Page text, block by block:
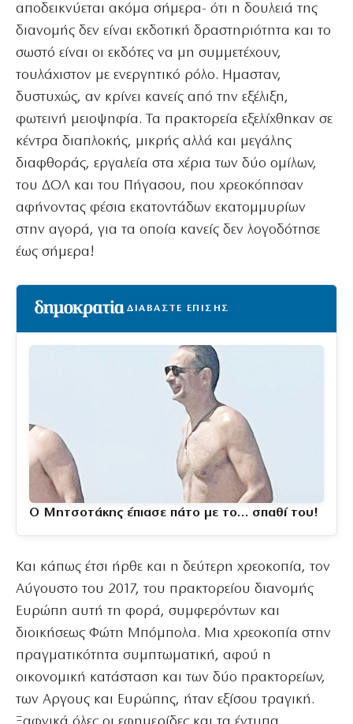
αποδεικνύεται ακόμα σήμερα- ότι η δουλειά της
διανομής δεν είναι εκδοτική δραστηριότητα και το
σωστό είναι οι εκδότες να μη συμμετέχουν,
τουλάχιστον με ενεργητικό ρόλο. Ημασταν,
δυστυχώς, αν κρίνει κανείς από την εξέλιξη,
φωτεινή μειοψηφία. Τα πρακτορεία εξελίχθηκαν σε
κέντρα διαπλοκής, μικρής αλλά και μεγάλης
διαφθοράς, εργαλεία στα χέρια των δύο ομίλων,
του ΔΟΛ και του Πήγασου, που χρεοκόπησαν
αφήνοντας φέσια εκατοντάδων εκατομμυρίων
στην αγορά, για τα οποία κανείς δεν λογοδότησε
έως σήμερα!
ΔΙΑΒΑΣΤΕ ΕΠΙΣΗΣ
Ο Μητσοτάκης έπιασε πάτο με το… σπαθί του!
Και κάπως έτσι ήρθε και η δεύτερη χρεοκοπία, τον
Αύγουστο του 2017, του πρακτορείου διανομής
Ευρώπη αυτή τη φορά, συμφερόντων και
διοικήσεως Φώτη Μπόμπολα. Μια χρεοκοπία στην
πραγματικότητα συμπτωματική, αφού η
οικονομική κατάσταση και των δύο πρακτορείων,
των Αργους και Ευρώπης, ήταν εξίσου τραγική.